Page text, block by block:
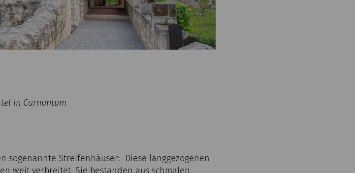
in Carnuntum
sogenannte Streifenhäuser: Diese langgezogenen
weit verbreitet. Sie bestanden aus schmalen